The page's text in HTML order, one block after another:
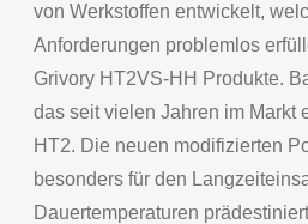
von Werkstoffen entwickelt,
Anforderungen problemlos
Grivory HT2VS-HH Produkte.
das seit vielen Jahren im Markt
HT2. Die neuen modifizierten
besonders für den
Dauertemperaturen